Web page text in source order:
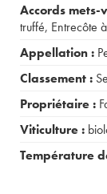
Accords mets-
truffé, Entrecôte
Appellation :
Classement :
Propriétaire :
Viticulture :
Température